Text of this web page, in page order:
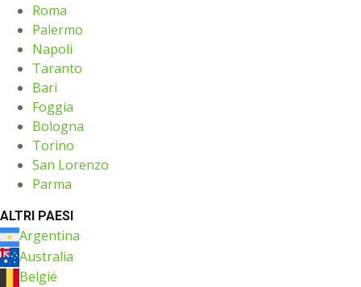
Roma
Palermo
Napoli
Taranto
Bari
Foggia
Bologna
Torino
San Lorenzo
Parma
ALTRI PAESI
Argentina
Australia
België